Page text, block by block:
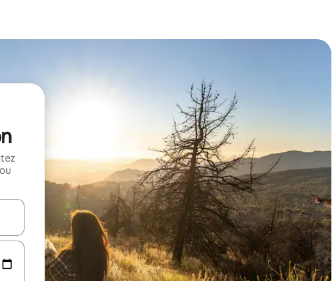
vers le haut et vers le bas pour les parcourir ou en appuyant et en faisant glisser.